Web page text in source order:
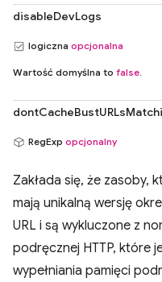
disableDevLogs
logiczna opcjonalna
Wartość domyślna to false.
RegExp opcjonalny
Zakłada się, że zasoby,
mają unikalną wersję
URL i są wykluczone z
podręcznej HTTP, które
wypełniania pamięci